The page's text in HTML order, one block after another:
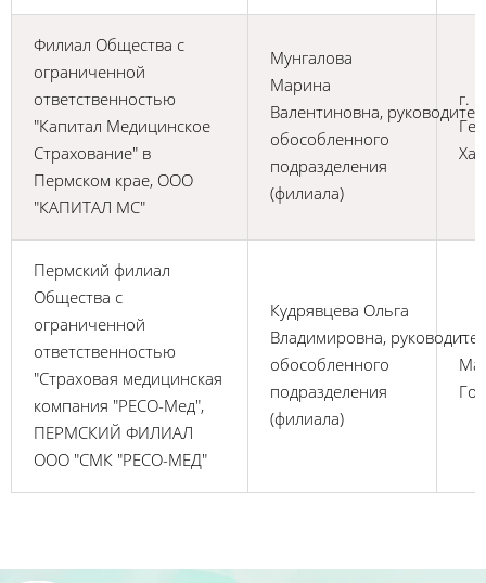
Филиал Общества с
ограниченной
ответственностью
"Капитал Медицинское
Страхование" в
Пермском крае, ООО
"КАПИТАЛ МС"
Мунгалова
Марина
Валентиновна,
обособленного
подразделения
(филиала)
г.
Пермский филиал
Общества с
ограниченной
ответственностью
"Страховая медицинская
компания "РЕСО-Мед",
ПЕРМСКИЙ ФИЛИАЛ
ООО "СМК "РЕСО-МЕД"
Кудрявцева Ольга
Владимировна,
обособленного
подразделения
(филиала)
г.